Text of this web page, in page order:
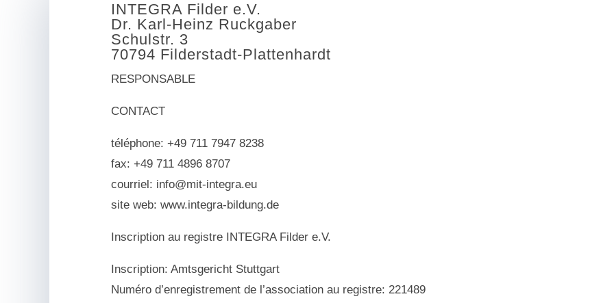
INTEGRA Filder e.V.
Dr. Karl-Heinz Ruckgaber
Schulstr. 3
70794 Filderstadt-Plattenhardt
RESPONSABLE
CONTACT
téléphone: +49 711 7947 8238
fax: +49 711 4896 8707
courriel: info@mit-integra.eu
site web: www.integra-bildung.de
Inscription au registre INTEGRA Filder e.V.
Inscription: Amtsgericht Stuttgart
Numéro d’enregistrement de l’association au registre: 221489